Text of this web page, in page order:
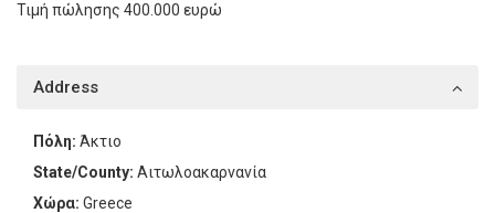
Τιμή πώλησης 400.000 ευρώ
Address
Πόλη: Άκτιο
State/County: Αιτωλοακαρνανία
Χώρα: Greece